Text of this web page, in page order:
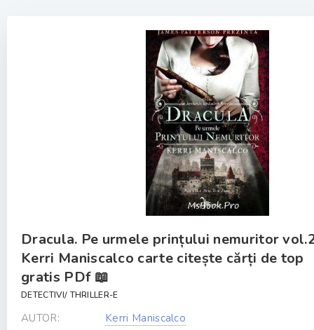
Dracula. Pe urmele prințului nemuritor
Kerri Maniscalco carte citește cărți de top
gratis PDf 📖
DETECTIVI/ THRILLER-E
AUTOR:
Kerri Maniscalco